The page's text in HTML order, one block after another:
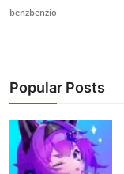
benzbenzio
Popular Posts